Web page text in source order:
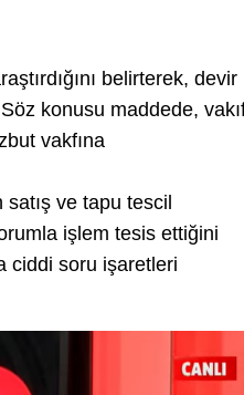
belirterek, devir
konusu maddede,
vakfına
ve tapu tescil
işlem tesis ettiğini
ciddi soru işaretleri